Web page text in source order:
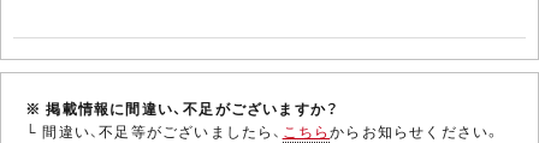
※ 掲載情報に間違い、不足がございますか？
└ 間違い、不足等がございましたら、 こちらからお知らせください。